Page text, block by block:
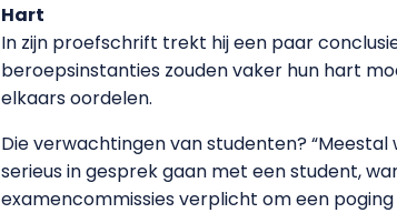
Hart
In zijn proefschrift trekt hij een paar
beroepsinstanties zouden vaker hun hart
elkaars oordelen.
Die verwachtingen van studenten? “Meestal
serieus in gesprek gaan met een student,
examencommissies verplicht om een